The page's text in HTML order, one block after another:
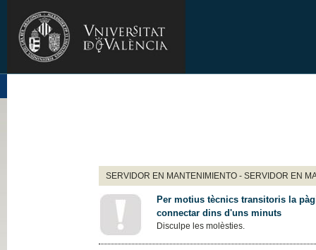
SERVIDOR EN MANTENIMIENTO - SERVIDOR EN
Per motius tècnics transitoris la
connectar dins d'uns minuts
Disculpe les molèsties.